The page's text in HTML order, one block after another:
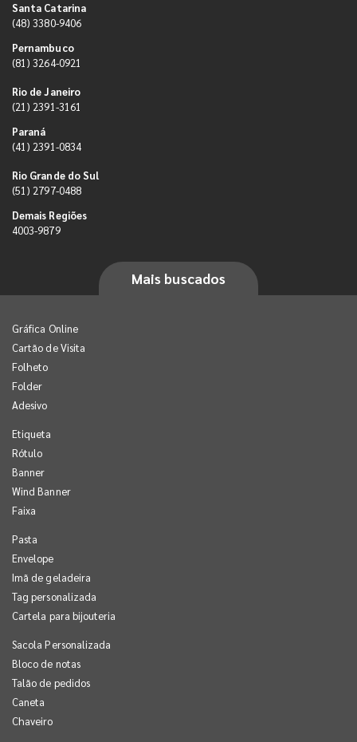
Santa Catarina
(48) 3380-9406
Pernambuco
(81) 3264-0921
Rio de Janeiro
(21) 2391-3161
Paraná
(41) 2391-0834
Rio Grande do Sul
(51) 2797-0488
Demais Regiões
4003-9879
Mais buscados
Gráfica Online
Cartão de Visita
Folheto
Folder
Adesivo
Etiqueta
Rótulo
Banner
Wind Banner
Faixa
Pasta
Envelope
Imã de geladeira
Tag personalizada
Cartela para bijouteria
Sacola Personalizada
Bloco de notas
Talão de pedidos
Caneta
Chaveiro